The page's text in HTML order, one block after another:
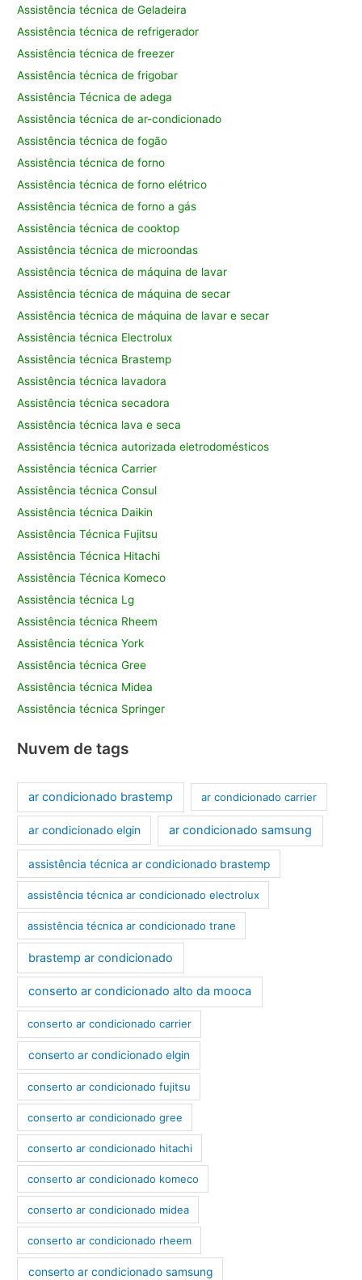
Assistência técnica de Geladeira
Assistência técnica de refrigerador
Assistência técnica de freezer
Assistência técnica de frigobar
Assistência Técnica de adega
Assistência técnica de ar-condicionado
Assistência técnica de fogão
Assistência técnica de forno
Assistência técnica de forno elétrico
Assistência técnica de forno a gás
Assistência técnica de cooktop
Assistência técnica de microondas
Assistência técnica de máquina de lavar
Assistência técnica de máquina de secar
Assistência técnica de máquina de lavar e secar
Assistência técnica Electrolux
Assistência técnica Brastemp
Assistência técnica lavadora
Assistência técnica secadora
Assistência técnica lava e seca
Assistência técnica autorizada eletrodomésticos
Assistência técnica Carrier
Assistência técnica Consul
Assistência técnica Daikin
Assistência Técnica Fujitsu
Assistência Técnica Hitachi
Assistência Técnica Komeco
Assistência técnica Lg
Assistência técnica Rheem
Assistência técnica York
Assistência técnica Gree
Assistência técnica Midea
Assistência técnica Springer
Nuvem de tags
ar condicionado brastemp ar condicionado carrier
ar condicionado elgin ar condicionado samsung
assistência técnica ar condicionado brastemp
assistência técnica ar condicionado electrolux
assistência técnica ar condicionado trane
brastemp ar condicionado
conserto ar condicionado alto da mooca
conserto ar condicionado carrier
conserto ar condicionado elgin
conserto ar condicionado fujitsu
conserto ar condicionado gree
conserto ar condicionado hitachi
conserto ar condicionado komeco
conserto ar condicionado midea
conserto ar condicionado rheem
conserto ar condicionado samsung